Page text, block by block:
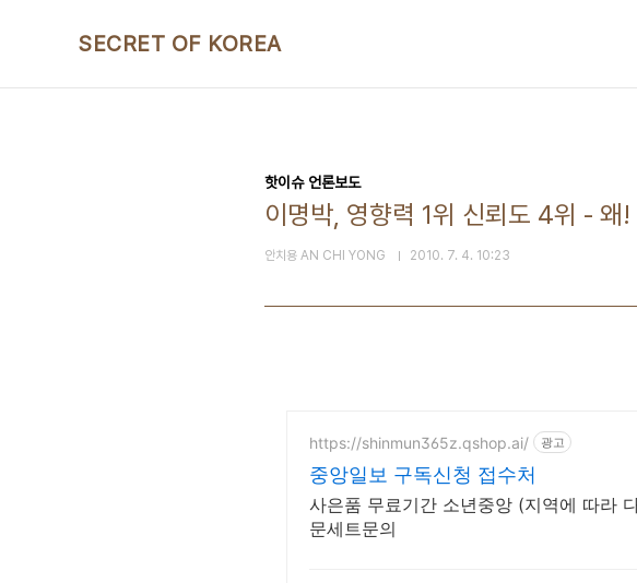
SECRET OF KOREA
핫이슈 언론보도
이명박, 영향력 1위 신뢰도 4위 - 왜
안치용 AN CHI YONG 2010. 7. 4. 10:23
https://shinmun365z.qshop.ai/ 광고
중앙일보 구독신청 접수처
사은품 무료기간 소년중앙 (지역에 따라
문세트문의